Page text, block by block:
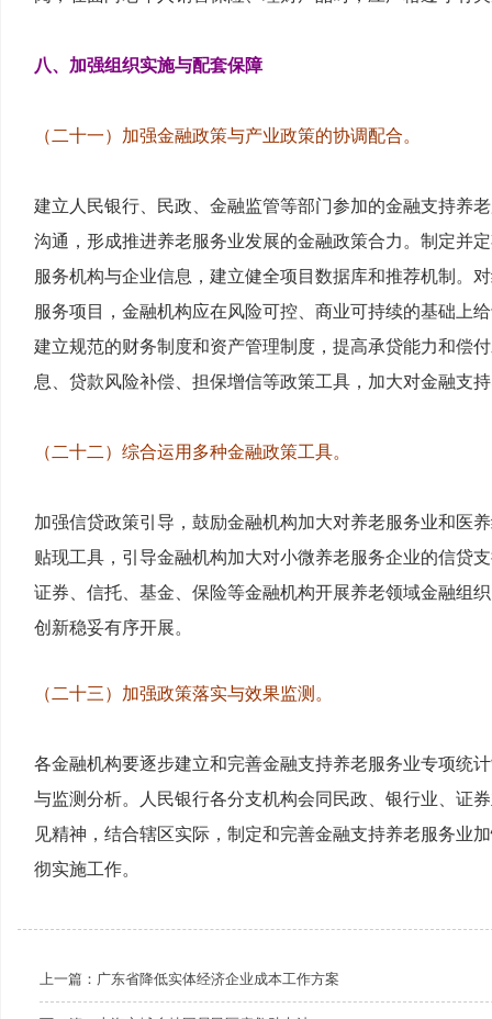
八、加强组织实施与配套保障
（二十一）加强金融政策与产业政策的协调配合。
建立人民银行、民政、金融监管等部门参加的金融支持养
沟通，形成推进养老服务业发展的金融政策合力。制定并
服务机构与企业信息，建立健全项目数据库和推荐机制。
服务项目，金融机构应在风险可控、商业可持续的基础上
建立规范的财务制度和资产管理制度，提高承贷能力和偿
息、贷款风险补偿、担保增信等政策工具，加大对金融支
（二十二）综合运用多种金融政策工具。
加强信贷政策引导，鼓励金融机构加大对养老服务业和医
贴现工具，引导金融机构加大对小微养老服务企业的信贷
证券、信托、基金、保险等金融机构开展养老领域金融组
创新稳妥有序开展。
（二十三）加强政策落实与效果监测。
各金融机构要逐步建立和完善金融支持养老服务业专项统
与监测分析。人民银行各分支机构会同民政、银行业、证
见精神，结合辖区实际，制定和完善金融支持养老服务业
彻实施工作。
上一篇： 广东省降低实体经济企业成本工作方案